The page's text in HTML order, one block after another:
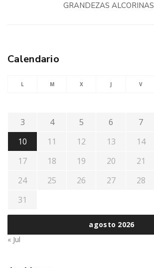
GRANDEZAS ALCORINAS
Calendario
agosto 2026
L M X J V
3
4 5 6 7
10
11 12 13 14
17
18 19 20 21
24
25 26 27 28
31
« Jul